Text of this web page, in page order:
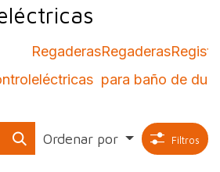
Regaderas
eléctricas
Regaderas
para baño de
Ordenar por Filtros